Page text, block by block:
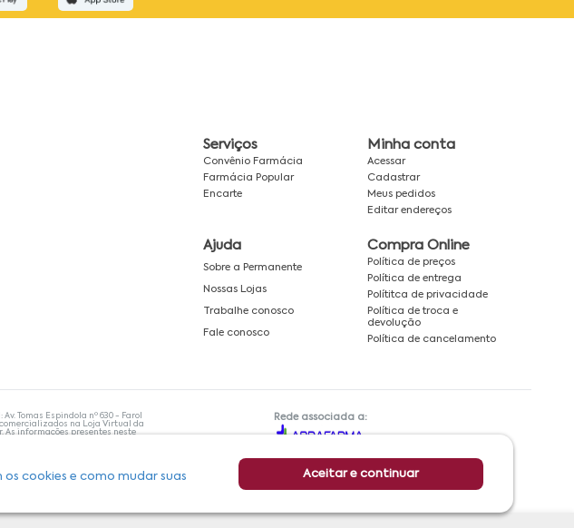
os cookies e como mudar suas
Aceitar e continuar
Serviços
Convênio Farmácia
Farmácia Popular
Encarte
Minha conta
Acessar
Cadastrar
Meus pedidos
Editar endereços
Ajuda
Sobre a Permanente
Nossas Lojas
Trabalhe conosco
Fale conosco
Compra Online
Política de preços
Política de entrega
Polítitca de privacidade
Política de troca e
devolução
Política de cancelamento
Tomas Espindola nº 630 - Farol
comercializados na Loja Virtual da
. As informações presentes neste
está capacitado para
trabalha com as
clientes são compromissos da
Rede associada a: